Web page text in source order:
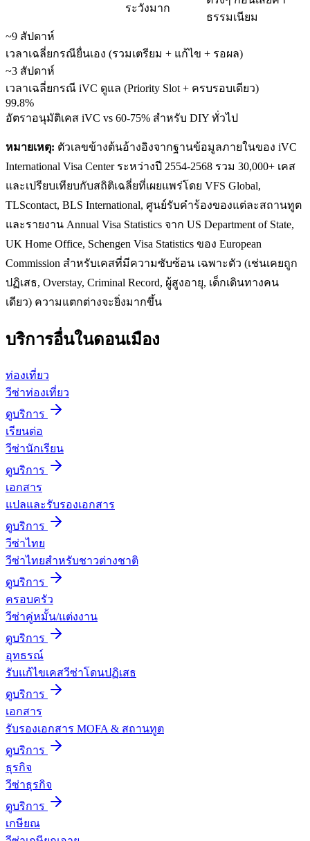
ระวังมาก
ธรรมเนียม
~9 สัปดาห์
เวลาเฉลี่ยกรณียื่นเอง (รวมเตรียม + แก้ไข + รอผล)
~3 สัปดาห์
เวลาเฉลี่ยกรณี iVC ดูแล (Priority Slot + ครบรอบเดียว)
99.8%
อัตราอนุมัติเคส iVC vs 60-75% สำหรับ DIY ทั่วไป
หมายเหตุ: ตัวเลขข้างต้นอ้างอิงจากฐานข้อมูลภายในของ iVC
International Visa Center ระหว่างปี 2554-2568 รวม 30,000+ เคส
และเปรียบเทียบกับสถิติเฉลี่ยที่เผยแพร่โดย VFS Global,
TLScontact, BLS International, ศูนย์รับคำร้องของแต่ละสถานทูต
และรายงาน Annual Visa Statistics จาก US Department of State,
UK Home Office, Schengen Visa Statistics ของ European
Commission สำหรับเคสที่มีความซับซ้อน เฉพาะตัว (เช่นเคยถูก
ปฏิเสธ, Overstay, Criminal Record, ผู้สูงอายุ, เด็กเดินทางคน
เดียว) ความแตกต่างจะยิ่งมากขึ้น
บริการอื่นในดอนเมือง
ท่องเที่ยว
วีซ่าท่องเที่ยว
ดูบริการ
เรียนต่อ
วีซ่านักเรียน
ดูบริการ
เอกสาร
แปลและรับรองเอกสาร
ดูบริการ
วีซ่าไทย
วีซ่าไทยสำหรับชาวต่างชาติ
ดูบริการ
ครอบครัว
วีซ่าคู่หมั้น/แต่งงาน
ดูบริการ
อุทธรณ์
รับแก้ไขเคสวีซ่าโดนปฏิเสธ
ดูบริการ
เอกสาร
รับรองเอกสาร MOFA & สถานทูต
ดูบริการ
ธุรกิจ
วีซ่าธุรกิจ
ดูบริการ
เกษียณ